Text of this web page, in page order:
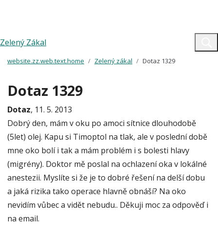
Zelený Zákal
website.zz.web.text.home Zelený zákal Dotaz 1329
Dotaz 1329
Dotaz, 11. 5. 2013
Dobrý den, mám v oku po amoci sítnice dlouhodobě
(5let) olej. Kapu si Timoptol na tlak, ale v poslední době
mne oko bolí i tak a mám problém i s bolesti hlavy
(migrény). Doktor mě poslal na ochlazení oka v lokálné
anestezii. Myslíte si že je to dobré řešení na delší dobu
a jaká rizika tako operace hlavně obnáší? Na oko
nevidím vůbec a vidět nebudu.. Děkuji moc za odpověď i
na email.